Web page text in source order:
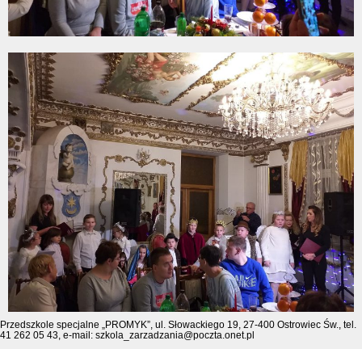
Przedszkole specjalne „PROMYK”, ul. Słowackiego 19, 27-400 Ostrowiec Św., tel.
41 262 05 43, e-mail: szkola_zarzadzania@poczta.onet.pl